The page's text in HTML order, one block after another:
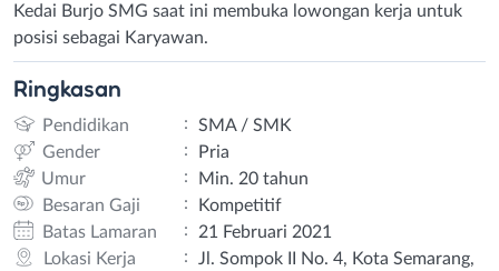
Kedai Burjo SMG saat ini membuka lowongan kerja untuk
posisi sebagai Karyawan.
Ringkasan
Pendidikan :
SMA / SMK
Gender
:
Pria
Umur
:
Min. 20 tahun
Besaran Gaji
:
Kompetitif
Batas Lamaran
:
21 Februari 2021
Lokasi Kerja
:
Jl. Sompok II No. 4, Kota Semarang,